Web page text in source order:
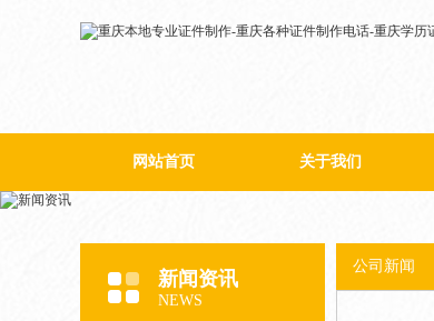
网站首页 关于我们
新闻资讯
NEWS
公司新闻